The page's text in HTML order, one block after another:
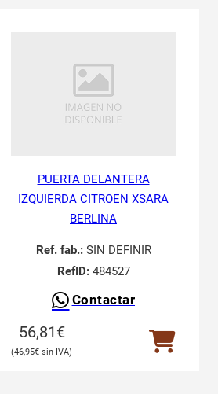
PUERTA DELANTERA
IZQUIERDA CITROEN XSARA
BERLINA
Ref. fab.:SIN DEFINIR
RefID:484527
Contactar
56,81€
46,95€